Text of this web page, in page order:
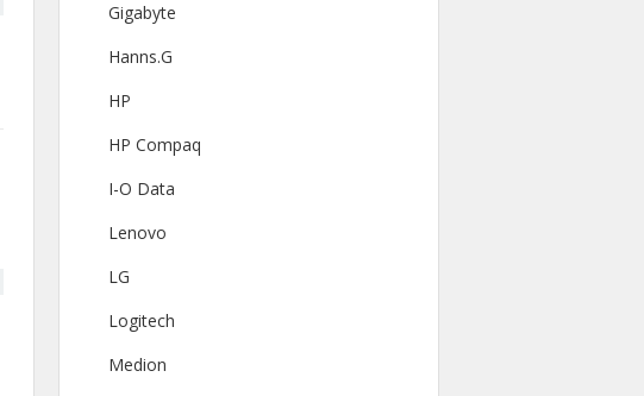
Gigabyte
Hanns.G
HP
HP Compaq
I-O Data
Lenovo
LG
Logitech
Medion